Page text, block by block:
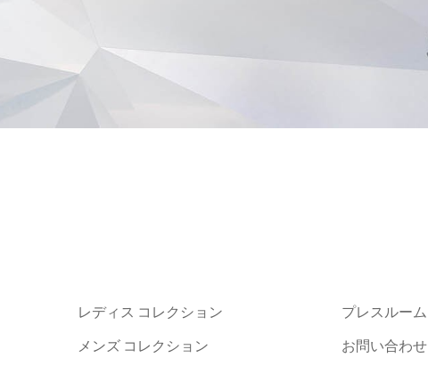
レディス コレクション
メンズ コレクション
プレスルーム
お問い合わせ